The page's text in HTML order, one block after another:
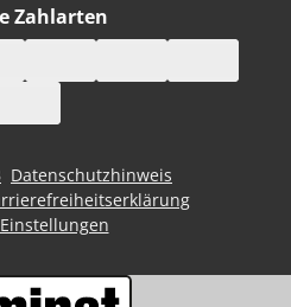
Zahlarten
Datenschutzhinweis